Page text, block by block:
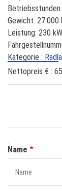
Betriebsstunden
Gewicht: 27.000
Leistung: 230 kW
Kategorie :
Nettopreis € :
NAME
Name